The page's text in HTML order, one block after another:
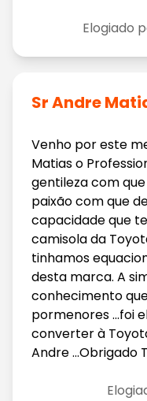
Elogiado
Sr Andre
Venho por este
Matias o
gentileza com
paixão com que
capacidade que
camisola da
tinhamos
desta marca. A
conhecimento
pormenores ...foi
converter à
Andre ...Obrigado